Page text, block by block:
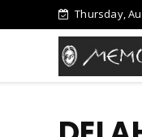
Thursday,